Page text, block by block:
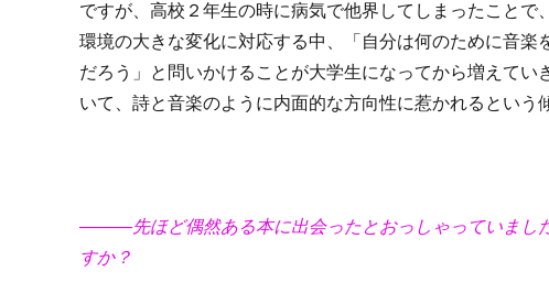
ですが、高校２年生の時に病気で他界してしまったこと
環境の大きな変化に対応する中、「自分は何のために音
だろう」と問いかけることが大学生になってから増えて
いて、詩と音楽のように内面的な方向性に惹かれるという
―――先ほど偶然ある本に出会ったとおっしゃっていまし
すか？